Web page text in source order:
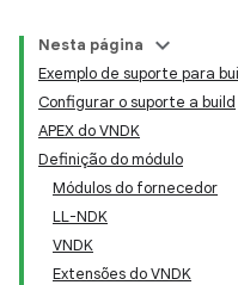
Nesta página
Exemplo de suporte para
Configurar o suporte a build
APEX do VNDK
Definição do módulo
Módulos do fornecedor
LL-NDK
VNDK
Extensões do VNDK